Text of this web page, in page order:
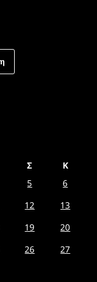
Σ
Κ
5
6
12
13
19
20
26
27